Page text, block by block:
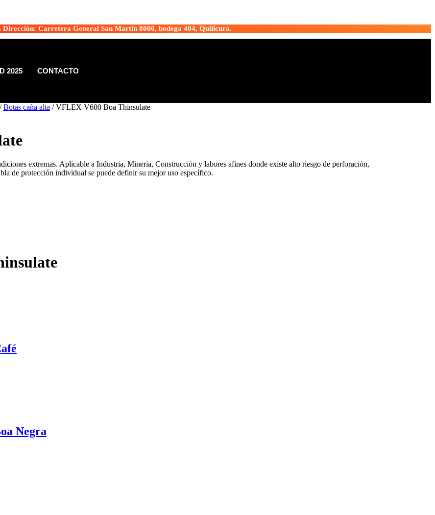
Dirección: Carretera General San Martín 8000, bodega 404, Quilicura.
2025
CONTACTO
/Botas caña alta / VFLEX V600 Boa Thinsulate
extremas. Aplicable a Industria, Minería, Construcción y labores afines donde existe alto riesgo de perforación,
de protección individual se puede definir su mejor uso específico.
Negra